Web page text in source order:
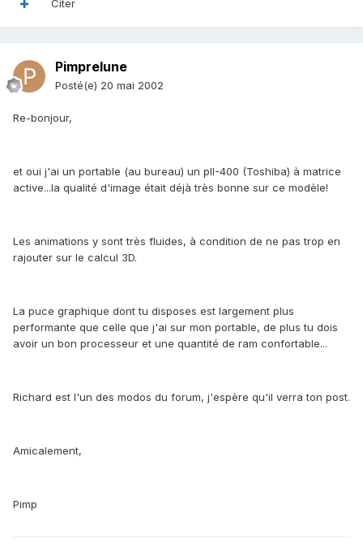
Citer
Pimprelune
Posté(e) 20 mai 2002
Re-bonjour,
et oui j'ai un portable (au bureau) un pII-400 (Toshiba) à matrice
active...la qualité d'image était déjà très bonne sur ce modèle!
Les animations y sont très fluides, à condition de ne pas trop en
rajouter sur le calcul 3D.
La puce graphique dont tu disposes est largement plus
performante que celle que j'ai sur mon portable, de plus tu dois
avoir un bon processeur et une quantité de ram confortable...
Richard est l'un des modos du forum, j'espère qu'il verra ton post.
Amicalement,
Pimp